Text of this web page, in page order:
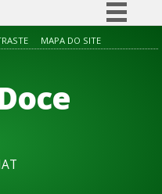
Simplifique!
Acesso à informação
MAPA DO SITE